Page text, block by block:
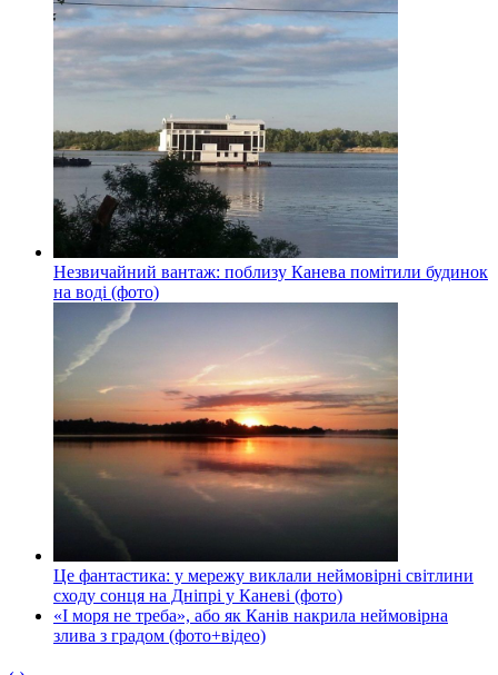
Незвичайний вантаж: поблизу Канева помітили будинок
на воді (фото)
Це фантастика: у мережу виклали неймовірні світлини
сходу сонця на Дніпрі у Каневі (фото)
«І моря не треба», або як Канів накрила неймовірна
злива з градом (фото+відео)